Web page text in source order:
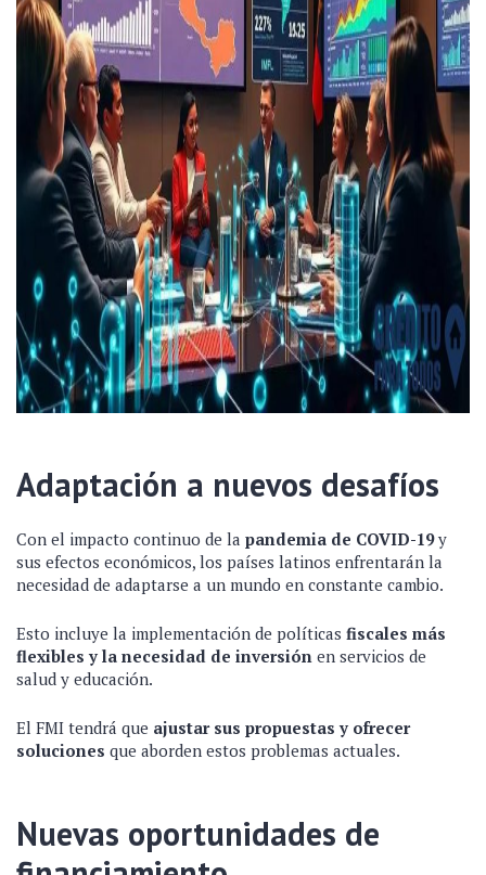
Adaptación a nuevos desafíos
Con el impacto continuo de la pandemia de COVID-19y
sus efectos económicos, los países latinos enfrentarán la
necesidad de adaptarse a un mundo en constante cambio.
Esto incluye la implementación de políticas fiscales más
flexibles y la necesidad de inversión en servicios de
salud y educación.
El FMI tendrá que ajustar sus propuestas y ofrecer
soluciones que aborden estos problemas actuales.
Nuevas oportunidades de